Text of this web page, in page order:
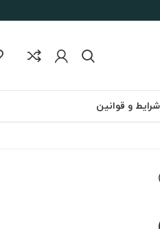
شرایط و قوانین